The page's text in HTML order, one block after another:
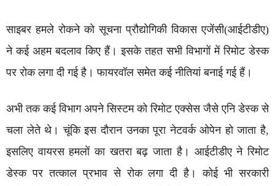
साइबर हमले रोकने को सूचना प्रौद्योगिकी विकास एजेंसी(आईटीडीए)
ने कई अहम बदलाव किए हैं। इसके तहत सभी विभागों में रिमोट डेस्क
पर रोक लगा दी गई है। फायरवॉल समेत कई नीतियां बनाई गई हैं।
अभी तक कई विभाग अपने सिस्टम को रिमोट एक्सेस जैसे एनि डेस्क से
चला लेते थे। चूंकि इस दौरान उनका पूरा नेटवर्क ओपेन हो जाता है,
इसलिए वायरस हमलों का खतरा बढ़ जाता है। आईटीडीए ने रिमोट
डेस्क पर तत्काल प्रभाव से रोक लगा दी है। कोई भी सरकारी